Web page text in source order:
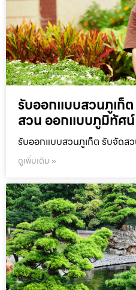
รับออกแบบสวนภูเก็
สวน ออกแบบภูมิทัศน์
รับออกแบบสวนภูเก็ต รับจัดส
ดูเพิ่มเติม »